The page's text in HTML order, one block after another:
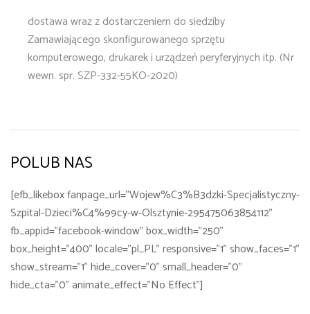
dostawa wraz z dostarczeniem do siedziby
Zamawiającego skonfigurowanego sprzętu
komputerowego, drukarek i urządzeń peryferyjnych itp. (Nr
wewn. spr. SZP-332-55KO-2020)
POLUB NAS
[efb_likebox fanpage_url="Wojew%C3%B3dzki-Specjalistyczny-
Szpital-Dzieci%C4%99cy-w-Olsztynie-295475063854112"
fb_appid="facebook-window" box_width="250"
box_height="400" locale="pl_PL" responsive="1" show_faces="1"
show_stream="1" hide_cover="0" small_header="0"
hide_cta="0" animate_effect="No Effect"]